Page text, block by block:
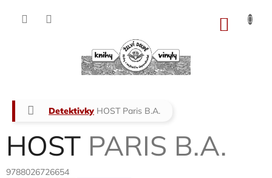
Domů
Detektivky HOST Paris B.A.
HOST PARIS B.A.
9788026726654